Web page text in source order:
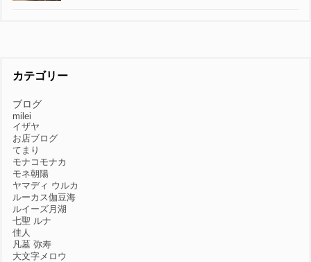
カテゴリー
ブログ
milei
イザヤ
お店ブログ
てまり
モナコモナカ
モネ朝陽
ヤマディ ウルカ
ルーカス伽豆海
ルイーズ月湖
七聖 ルナ
佳人
凡墓 弥寿
大文字メロウ